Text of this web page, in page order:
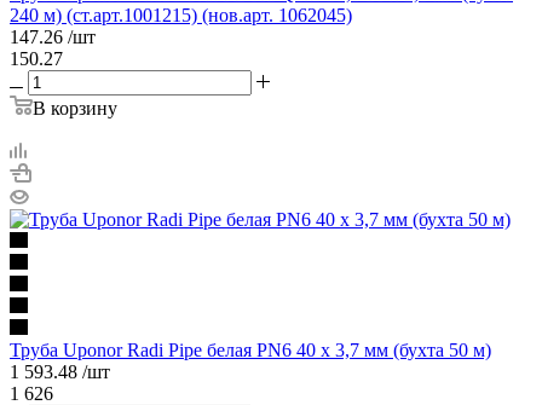
240 м) (ст.арт.1001215) (нов.арт. 1062045)
147.26 /шт
150.27
В корзину
Труба Uponor Radi Pipe белая PN6 40 x 3,7 мм (бухта 50 м)
1 593.48 /шт
1 626